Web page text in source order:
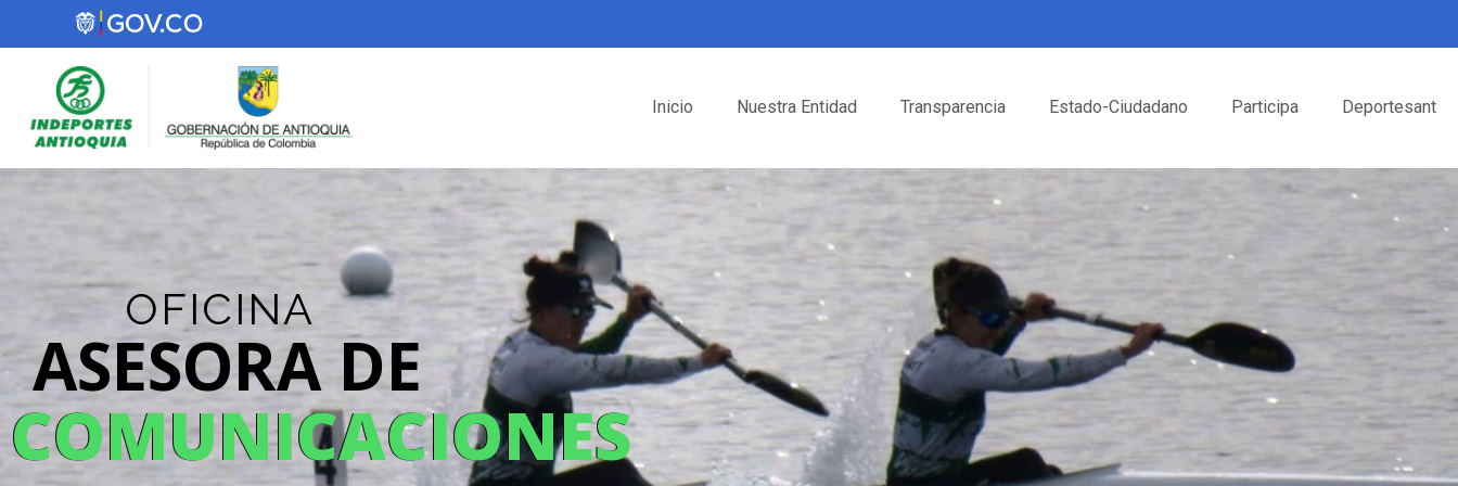
Inicio Nuestra Entidad Transparencia Estado-Ciudadano Participa Deportesant
OFICINA
COMUNICACIONES
ASESORA DE
COMUNICACIONES